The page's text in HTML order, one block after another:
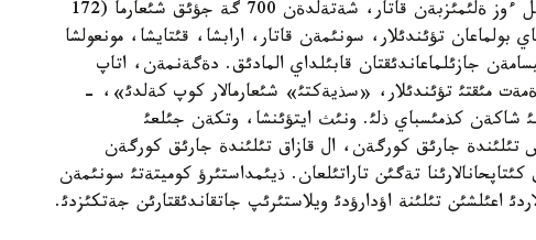
وتكةن جئلئ 446 شئعارما كةلئپ تذسسة، بيئل ءوز ةلئمئزبةن قاتار، شةتةلدةن 700 گة جؤئق شئعارما (172
بولماعان تؤئندئلار، سونئمةن قاتار، ارابشا، قئتايشا، مونعولشا
جازئلماعاندئقتان قابئلداي المادئق. دةگةنمةن، اتاپ
مئقتئ تؤئندئلار، «سذيةكتئ» شئعارمالار كوپ كةلدئ»، -
شاكةن كذمئسباي ذلئ. ونئث ايتؤئنشا، وتكةن جئلعئ
تئلئندة جارئق كورگةن، ال قازاق تئلئندة جارئق كورگةن
تةگئن تاراتئلعان. ذيئمداستئرؤ كوميتةتئ سونئمةن
اعئلشئن تئلئنة اؤدارؤدئ ويلاستئرئپ جاتقاندئقتارئن جةتكئزدئ.